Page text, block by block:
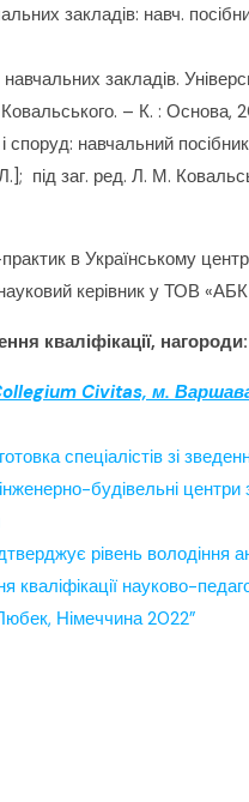
закладів: навч.
закладів.
– К. : Основа,
і споруд: навчальний
під заг. ред. Л. М.
в Українському
керівник у ТОВ
кваліфікації, нагороди:
Civitas, м.
спеціалістів зі
будівельні центри
рівень володіння
науково-
Німеччина 2022”